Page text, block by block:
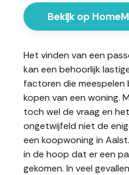
Bekijk op
Het vinden van een
kan een behoorlijk
factoren die meespelen
kopen van een woning.
toch wel de vraag en
ongetwijfeld niet de
een koopwoning in
in de hoop dat er een
gekomen. In veel